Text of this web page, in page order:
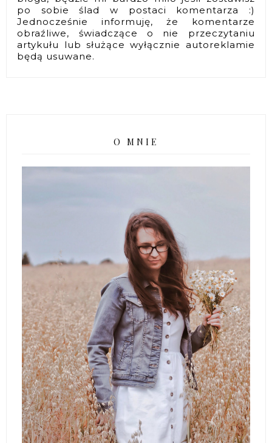
po sobie ślad w postaci komentarza :)
Jednocześnie informuję, że komentarze
obraźliwe, świadczące o nie przeczytaniu
artykułu lub służące wyłącznie autoreklamie
będą usuwane.
O MNIE